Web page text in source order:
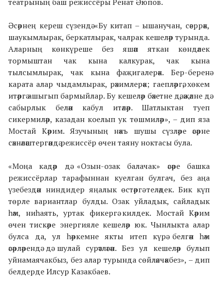
Әсәрнең кереш сүзендә «Бу китап – ышанучан, сәеррәк,
шаукымлырак, беркатлырак, чалрак кешеләр турында.
Аларның көнкүреше без яшәп яткан көндәлек
тормыштан чак кына калкурак, чак кына
тылсымлырак, чак кына фаҗигалерәк. Бер-беренә
карата алар чыдамлырак, рәхимлерәк; гаепләргә, хөкем
итәргә ашыгып бармыйлар. Бу кешеләр бәхетне дә, әҗәлне дә
сабырлык белән кабул итәләр. Шатлыктан туеп
сикермиләр, казадан коелып ук төшмиләр», – дип яза
Мостай Кәрим. Язучының нәкъ шушы сүзләре әсәрне
сәхнәләштергәндә режиссёр өчен таяну ноктасы була.
«Моңа кадәр дә «Озын-озак балачак» әсәре башка
режиссёрлар тарафыннан куелган булгач, без аңа
үзебездән ниндидер яңалык өстәргә теләдек. Бик күп
төрле вариантлар булды. Озак уйладык, сайладык
һәм, ниһаять, уртак фикергә килдек. Мостай Кәрим
өчен тискәре энергияле кешеләр юк. Чынлыкта алар
булса да, ул һәркемне якты итеп күрә белгән һәм
әсәрләрендә дә шулай сурәтләгән. Без ул кешеләр булып
уйнамаячакбыз, без алар турында сөйләячәкбез», – дип
белдерде Илсур Казакбаев.